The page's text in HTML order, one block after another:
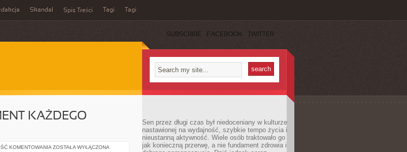
Skandal Spis Treści Tagi Tagi
SUBSCRIBE FACEBOOK TWITTER
KAŻDEGO
KOMENTOWANIA ŚCIANA
ZOSTAŁA WYŁĄCZONA
Sen przez długi czas był niedoceniany w kulturze
nastawionej na wydajność, szybkie tempo życia i
nieustanną aktywność. Wiele osób traktowało go
jak konieczną przerwę, a nie fundament zdrowia i